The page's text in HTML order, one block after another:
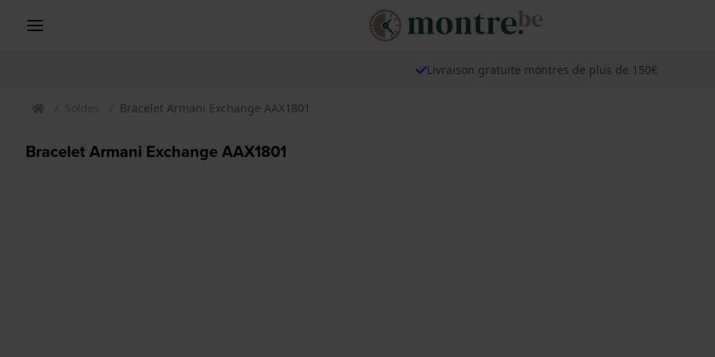
Livraison gratuite montres de plus de 150€
Soldes Bracelet Armani Exchange AAX1801
Bracelet Armani Exchange AAX1801